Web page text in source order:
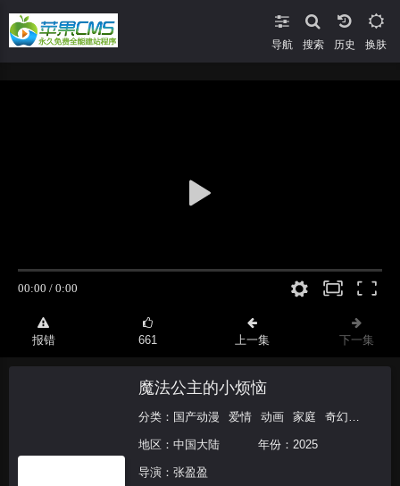
导航 搜索 换肤
报错 661 上一集 下一集
魔法公主的小烦恼
分类： 国产动漫 爱情 动画 家庭 奇幻 国产动
地区： 中国大陆 年份： 2025
导演： 张盈盈